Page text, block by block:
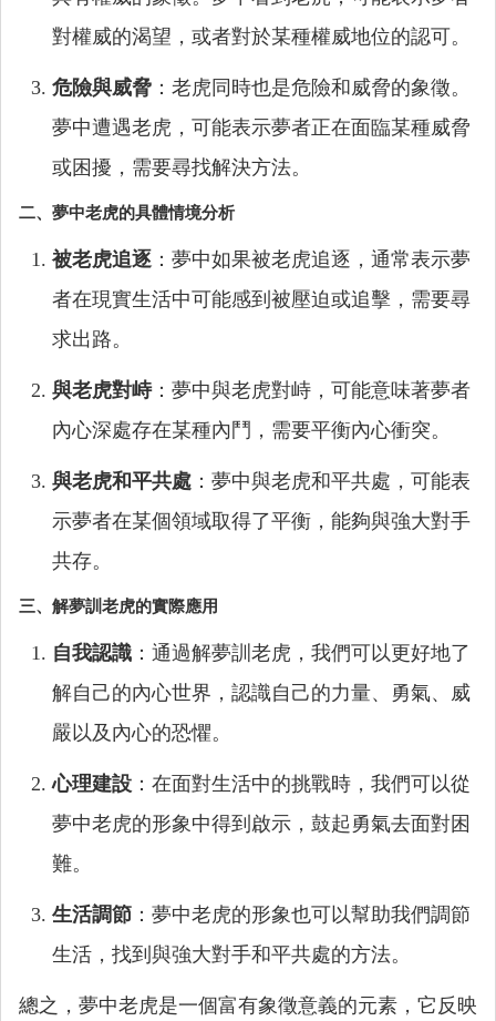
對權威的渴望，或者對於某種權威地位的認可。
危險與威脅 ：老虎同時也是危險和威脅的象徵。
夢中遭遇老虎，可能表示夢者正在面臨某種威脅
或困擾，需要尋找解決方法。
二、夢中老虎的具體情境分析
被老虎追逐 ：夢中如果被老虎追逐，通常表示夢
者在現實生活中可能感到被壓迫或追擊，需要尋
求出路。
與老虎對峙：夢中與老虎對峙，可能意味著夢者
內心深處存在某種內鬥，需要平衡內心衝突。
與老虎和平共處 ：夢中與老虎和平共處，可能表
示夢者在某個領域取得了平衡，能夠與強大對手
共存。
三、解夢訓老虎的實際應用
自我認識 ：通過解夢訓老虎，我們可以更好地了
解自己的內心世界，認識自己的力量、勇氣、威
嚴以及內心的恐懼。
心理建設 ：在面對生活中的挑戰時，我們可以從
夢中老虎的形象中得到啟示，鼓起勇氣去面對困
難。
生活調節 ：夢中老虎的形象也可以幫助我們調節
生活，找到與強大對手和平共處的方法。
總之，夢中老虎是一個富有象徵意義的元素，它反映